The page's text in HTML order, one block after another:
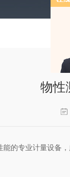
物性
专业计量设备，